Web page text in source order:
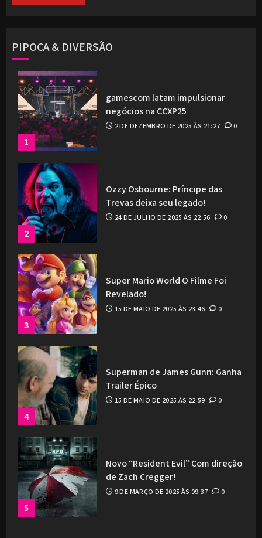
PIPOCA & DIVERSÃO
1
gamescom latam impulsionar
negócios na CCXP25
2 DE DEZEMBRO DE 2025 ÀS 21:27 0
2
Ozzy Osbourne: Príncipe das
Trevas deixa seu legado!
24 DE JULHO DE 2025 ÀS 22:56 0
3
Super Mario World O Filme Foi
Revelado!
15 DE MAIO DE 2025 ÀS 23:46 0
4
Superman de James Gunn: Ganha
Trailer Épico
15 DE MAIO DE 2025 ÀS 22:59 0
5
Novo “Resident Evil” Com direção
de Zach Cregger!
9 DE MARÇO DE 2025 ÀS 09:37 0